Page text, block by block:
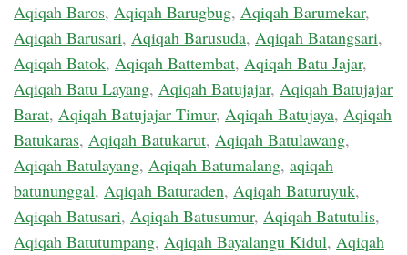
Aqiqah Baros, Aqiqah Barugbug, Aqiqah Barumekar,
Aqiqah Barusari, Aqiqah Barusuda, Aqiqah Batangsari,
Aqiqah Batok, Aqiqah Battembat, Aqiqah Batu Jajar,
Aqiqah Batu Layang, Aqiqah Batujajar, Aqiqah Batujajar
Barat, Aqiqah Batujajar Timur, Aqiqah Batujaya, Aqiqah
Batukaras, Aqiqah Batukarut, Aqiqah Batulawang,
Aqiqah Batulayang, Aqiqah Batumalang, aqiqah
batununggal, Aqiqah Baturaden, Aqiqah Baturuyuk,
Aqiqah Batusari, Aqiqah Batusumur, Aqiqah Batutulis,
Aqiqah Batutumpang, Aqiqah Bayalangu Kidul, Aqiqah